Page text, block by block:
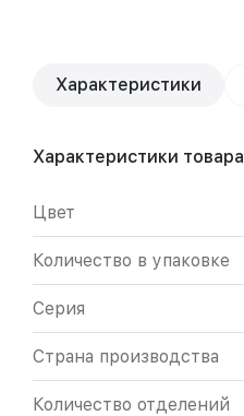
Характеристики
Характеристики товара
Цвет
Количество в упаковке
Серия
Страна производства
Количество отделений